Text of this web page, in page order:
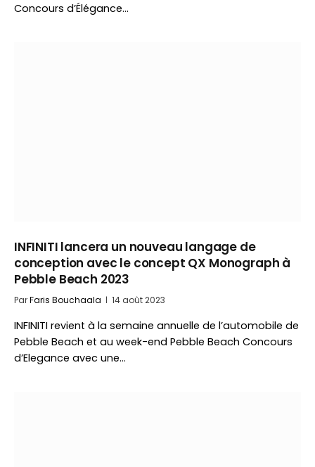
Concours d’Élégance…
INFINITI lancera un nouveau langage de
conception avec le concept QX Monograph à
Pebble Beach 2023
ParFaris Bouchaala 14 août 2023
INFINITI revient à la semaine annuelle de l’automobile de
Pebble Beach et au week-end Pebble Beach Concours
d’Elegance avec une…